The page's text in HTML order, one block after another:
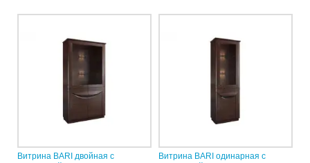
Витрина BARI двойная с
Витрина BARI одинарная с